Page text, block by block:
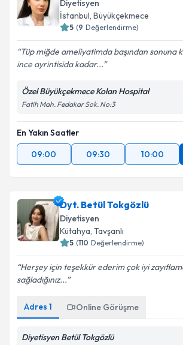
Diyetisyen
İstanbul, Büyükçekmece
5 (9 Değerlendirme)
Tüp miğde ameliyatimda başından sonuna
ince ayrintisida kadar...
Özel Büyükçekmece Kolan Hospital
Fatih Mah. Fedakar Sok. No:3
En Yakın Saatler
09:00
09:30 10:00
Dyt. Betül Tokgözlü
Diyetisyen
Kütahya, Tavşanlı
5 (110 Değerlendirme)
Herşey için teşekkür ederim çok iyi
sağladığınız...
Adres 1 Online Görüşme
Diyetisyen Betül Tokgözlü